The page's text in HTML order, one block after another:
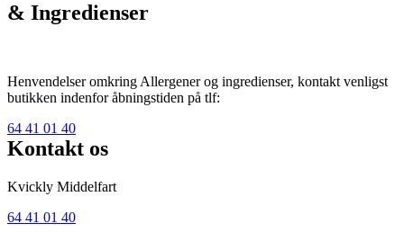
& Ingredienser
Henvendelser omkring Allergener og ingredienser, kontakt venligst
butikken indenfor åbningstiden på tlf:
64 41 01 40
Kontakt os
Kvickly Middelfart
64 41 01 40